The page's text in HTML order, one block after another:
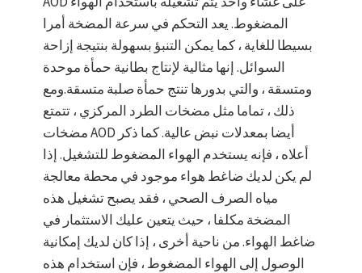
المضغوط. يعد التحكم في سرعة المضخة أمرا
بسيطا للغاية ، كما يمكن التنبؤ بسهولة بنتيجة إزاحة
السوائل. إنها مثالية لإنتاج بطانية حمأة موحدة
ومتسقة ، والتي بدورها تنتج حمأة صلبة متسقة.ومع
ذلك ، تماما مثل مضخات الطرد المركزي ، تتمتع
مضخات AOD أيضا بمعدلات نبض عالية. كما ذكر
أعلاه ، فإنه يستخدم الهواء المضغوط للتشغيل. إذا
لم يكن لديك ضاغط هواء موجود في محطة معالجة
مياه الصرف الصحي ، فقد يصبح تشغيل هذه
المضخة مكلفا ، حيث يتعين عليك الاستثمار في
ضاغط الهواء. من ناحية أخرى ، إذا كان لديك إمكانية
الوصول إلى الهواء المضغوط ، فإن استخدام هذه